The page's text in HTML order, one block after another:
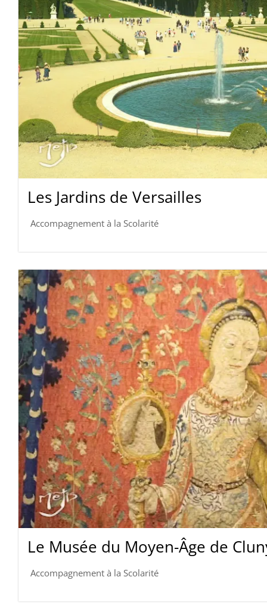
Les Jardins de Versailles
Accompagnement à la Scolarité
Le Musée du Moyen-Âge de
Accompagnement à la Scolarité